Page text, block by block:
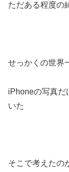
ただある程度の
せっかくの世界
iPhoneの写真だ
いた
そこで考えたの